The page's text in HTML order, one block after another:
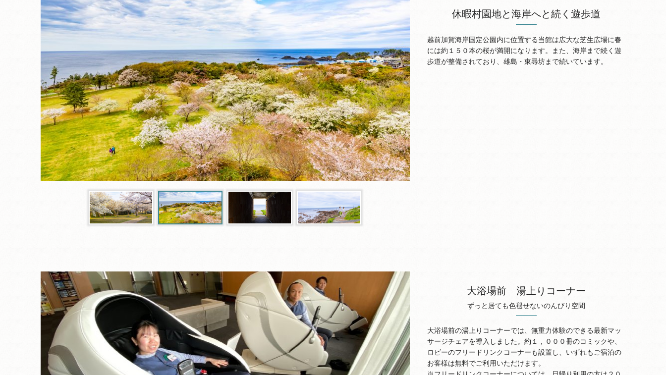
休暇村園地と海岸へと続く遊歩道
越前加賀海岸国定公園内に位置する当館は広大な芝生広場に春
には約１５０本の桜が満開になります。また、海岸まで続く遊
歩道が整備されており、雄島・東尋坊まで続いています。
大浴場前 湯上りコーナー
ずっと居ても色褪せないのんびり空間
大浴場前の湯上りコーナーでは、無重力体験のできる最新マッ
サージチェアを導入しました。約１，０００冊のコミックや、
ロビーのフリードリンクコーナーも設置し、いずれもご宿泊の
お客様は無料でご利用いただけます。